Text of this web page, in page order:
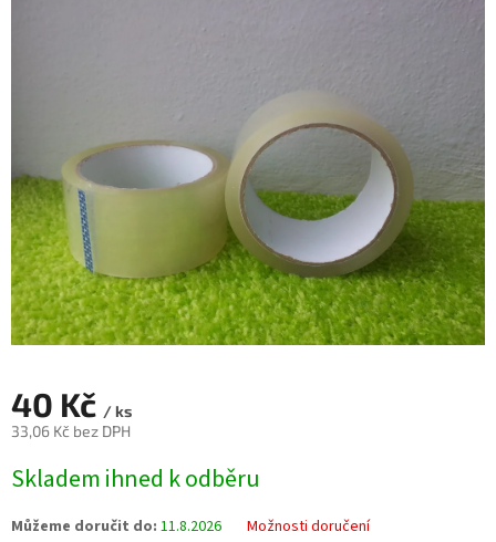
40 Kč / ks
33,06 Kč bez DPH
cena:
Skladem ihned k odběru
Můžeme doručit do: 11.8.2026 Možnosti doručení